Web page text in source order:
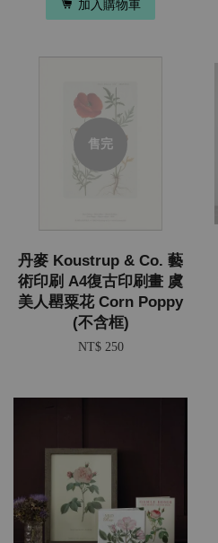
加入購物車
售完
丹麥 Koustrup & Co. 藝
術印刷 A4復古印刷畫 虞
美人罌粟花 Corn Poppy
(不含框)
NT$ 250